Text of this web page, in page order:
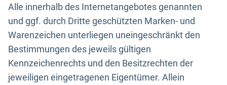
Alle innerhalb des Internetangebotes genannten
und ggf. durch Dritte geschützten Marken- und
Warenzeichen unterliegen uneingeschränkt den
Bestimmungen des jeweils gültigen
Kennzeichenrechts und den Besitzrechten der
jeweiligen eingetragenen Eigentümer. Allein